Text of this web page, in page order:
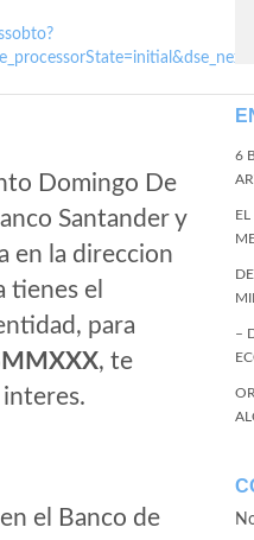
Domingo De
Santander y
en la direccion
tienes el
para
, te
el Banco de
6
–